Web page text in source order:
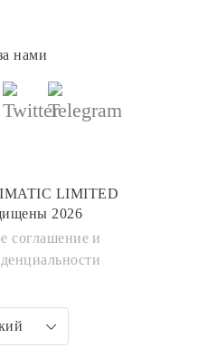
нами
LIMITED
2026
соглашение и